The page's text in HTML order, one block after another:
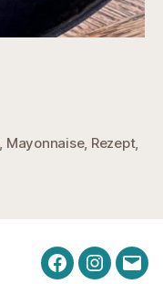
Mayonnaise, Rezept,
FacebookE-